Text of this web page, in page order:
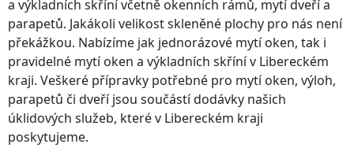
a výkladních skříní včetně okenních rámů, mytí dveří a
parapetů. Jakákoli velikost skleněné plochy pro nás není
překážkou. Nabízíme jak jednorázové mytí oken, tak i
pravidelné mytí oken a výkladních skřínív Libereckém
kraji. Veškeré přípravky potřebné pro mytí oken, výloh,
parapetů či dveří jsou součástí dodávky našich
úklidových služeb, kterév Libereckém kraji
poskytujeme.